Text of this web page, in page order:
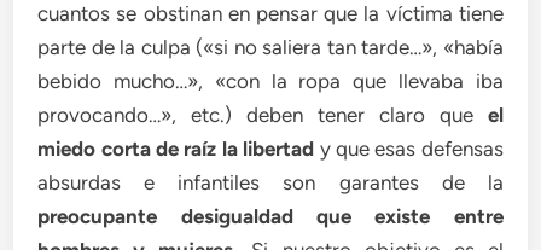
cuantos se obstinan en pensar que la víctima tiene
parte de la culpa («si no saliera tan tarde…», «había
bebido mucho…», «con la ropa que llevaba iba
provocando…», etc.) deben tener claro que el
miedo corta de raíz la libertad y que esas defensas
absurdas e infantiles son garantes de la
preocupante desigualdad que existe entre